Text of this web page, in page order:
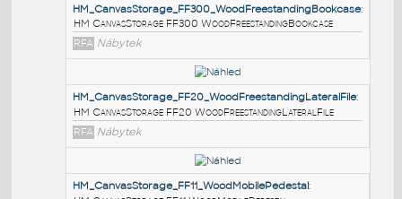
PODOBNÉ BLOKY:
HM CanvasStorage FF300 WoodFreestandingBookcase